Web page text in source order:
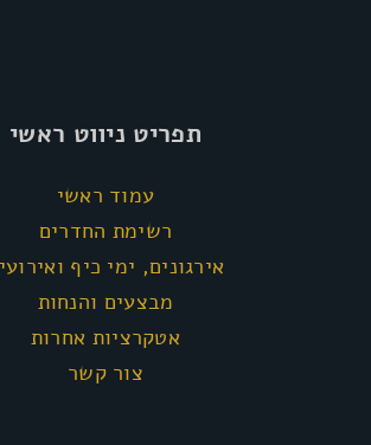
תפריט ניווט ראשי
עמוד ראשי
רשימת החדרים
אירגונים, ימי כיף
מבצעים והנחות
אטקרציות אחרות
צור קשר